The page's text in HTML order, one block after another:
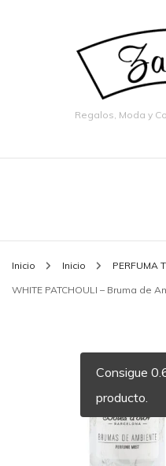
Regalos, Moda y
Inicio Inicio PERFUMA
WHITE PATCHOULI – Bruma de
Consigue
producto.